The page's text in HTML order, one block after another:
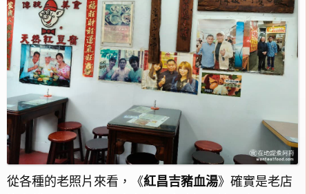
從各種的老照片來看，《紅昌吉豬血湯》確實是老店